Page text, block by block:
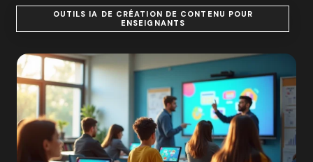
OUTILS IA DE CRÉATION DE CONTENU POUR
ENSEIGNANTS